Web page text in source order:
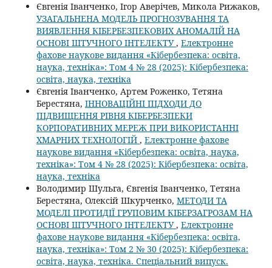
Євгенія Іванченко, Ігор Аверічев, Микола Рижаков,
УЗАГАЛЬНЕНА МОДЕЛЬ ПРОГНОЗУВАННЯ ТА
ВИЯВЛЕННЯ КІБЕРБЕЗПЕКОВИХ АНОМАЛІЙ НА
ОСНОВІ ШТУЧНОГО ІНТЕЛЕКТУ, Електронне
фахове наукове видання «Кібербезпека: освіта,
наука, техніка»: Том 4 № 28 (2025): Кібербезпека:
освіта, наука, техніка
Євгенія Іванченко, Артем Роженко, Тетяна
Берестяна, ІННОВАЦІЙНІ ПІДХОДИ ДО
ПІДВИЩЕННЯ РІВНЯ КІБЕРБЕЗПЕКИ
КОРПОРАТИВНИХ МЕРЕЖ ПРИ ВИКОРИСТАННІ
ХМАРНИХ ТЕХНОЛОГІЙ , Електронне фахове
наукове видання «Кібербезпека: освіта, наука,
техніка»: Том 4 № 28 (2025): Кібербезпека: освіта,
наука, техніка
Володимир Шульга, Євгенія Іванченко, Тетяна
Берестяна, Олексій Шкурченко, МЕТОДИ ТА
МОДЕЛІ ПРОТИДІЇ ГРУПОВИМ КІБЕРЗАГРОЗАМ НА
ОСНОВІ ШТУЧНОГО ІНТЕЛЕКТУ, Електронне
фахове наукове видання «Кібербезпека: освіта,
наука, техніка»: Том 2 № 30 (2025): Кібербезпека:
освіта, наука, техніка. Спеціальний випуск.